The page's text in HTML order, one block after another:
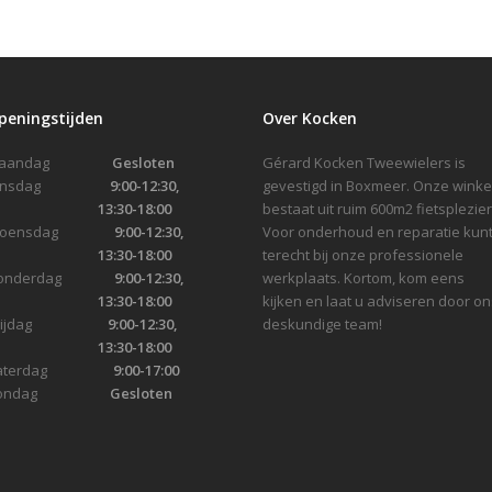
Gesloten
9:00-12:30,
13:30-18:00
9:00-12:30,
13:30-18:00
9:00-12:30,
13:30-18:00
9:00-12:30,
13:30-18:00
9:00-17:00
Gesloten
Over Kocken
Gérard Kocken Tweewielers is
gevestigd in Boxmeer. Onze
bestaat uit ruim 600m2
Voor onderhoud en reparatie
terecht bij onze professionele
werkplaats. Kortom, kom eens
kijken en laat u adviseren door
deskundige team!